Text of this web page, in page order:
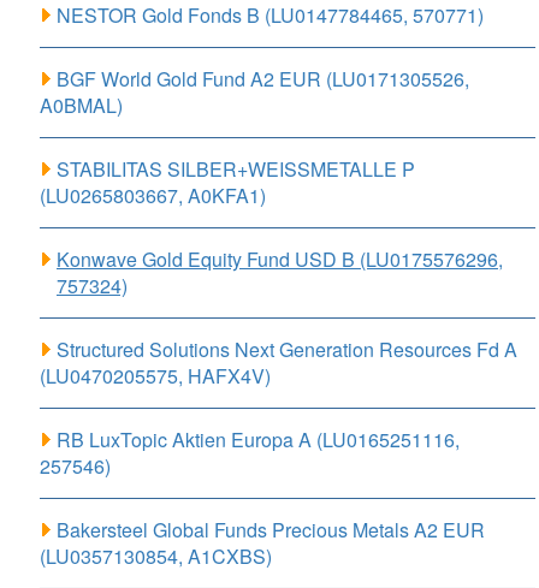
NESTOR Gold Fonds B (LU0147784465, 570771)
BGF World Gold Fund A2 EUR (LU0171305526,
A0BMAL)
STABILITAS SILBER+WEISSMETALLE P
(LU0265803667, A0KFA1)
Konwave Gold Equity Fund USD B (LU0175576296,
757324)
Structured Solutions Next Generation Resources Fd A
(LU0470205575, HAFX4V)
RB LuxTopic Aktien Europa A (LU0165251116,
257546)
Bakersteel Global Funds Precious Metals A2 EUR
(LU0357130854, A1CXBS)